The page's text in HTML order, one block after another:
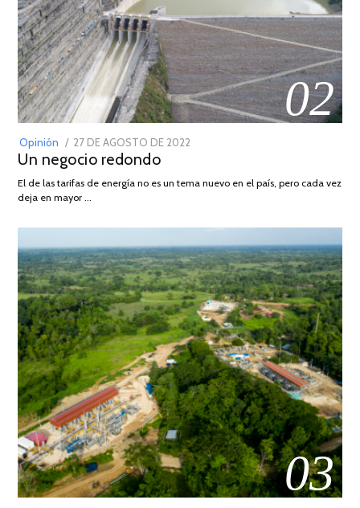
02
Opinión
POSTED
ON
27 DE AGOSTO DE 2022
DE
Un negocio redondo
El de las tarifas de energía no es un tema nuevo en el país, pero cada vez
deja en mayor …
03